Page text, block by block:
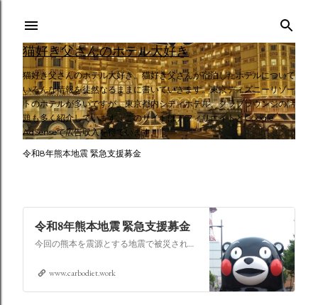
スキップしてメイン コンテンツに移動
猫好き父さんのホテル大好き
猫好き父さんのホテル大好き。猫好き父さんが宿泊したホテルについて
いろんな情報を徒然なるままに書いていきます。東京ディズニーリゾー
トのホテルが多いですが、東京都内シティホテル、クラブラウンジの話
題も多く紹介しています。このサイトはアフィリエイトとGoogle
AdSenseで広告収入を得ています。
令和8年熊本地震 緊急支援募金
令和8年熊本地震 緊急支援募金
今回の熊本を震源とする地震で被災された皆さままだまだ余震も続き大変な時間を過ごされていると思います。心よりお見舞い申し上げます
www.carbodiet.work